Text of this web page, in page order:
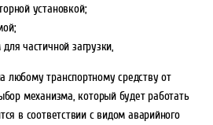
установкой;
частичной загрузки,
транспортному средству от
механизма, который будет работать
в соответствии с видом аварийного